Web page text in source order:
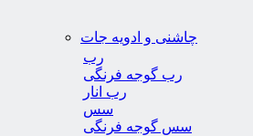
چاشنی و ادویه جات
رب
رب گوجه فرنگی
رب انار
سس
سس گوجه فرنگی